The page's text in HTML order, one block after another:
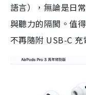
語言），無論是日
與聽力的隔閡。值
不再隨附 USB-C